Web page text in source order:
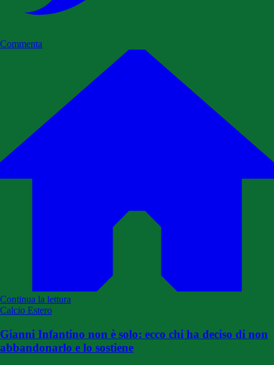
Commenta
Continua la lettura
Calcio Estero
Gianni Infantino non è solo: ecco chi ha deciso di non
abbandonarlo e lo sostiene